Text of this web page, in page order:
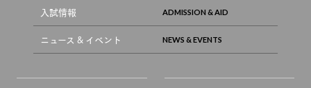
入試情報
ニュース & イベント